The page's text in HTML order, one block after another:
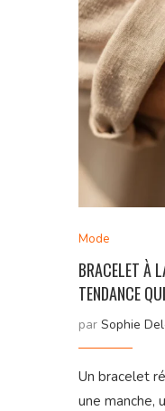
Mode
BRACELET À
TENDANCE
par Sophie
Un bracelet
une manche,